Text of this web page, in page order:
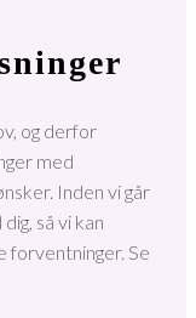
og derfor
med
Inden vi går
så vi kan
forventninger. Se